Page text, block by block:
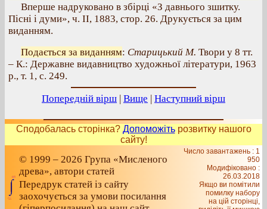
Вперше надруковано в збірці «З давнього зшитку.
Пісні і думи», ч. II, 1883, стор. 26. Друкується за цим
виданням.
Подається за виданням: Старицький М. Твори у 8 тт.
– К.: Державне видавництво художньої літератури, 1963
р., т. 1, с. 249.
Попередній вірш | Вище | Наступний вірш
Сподобалась сторінка? Допоможітьрозвитку нашого
сайту!
© 1999 – 2026 Група «Мисленого
древа», автори статей
Передрук статей із сайту
заохочується за умови посилання
Число завантажень : 1
950
Модифіковано :
26.03.2018
Якщо ви помітили
помилку набору
на цiй сторiнцi,